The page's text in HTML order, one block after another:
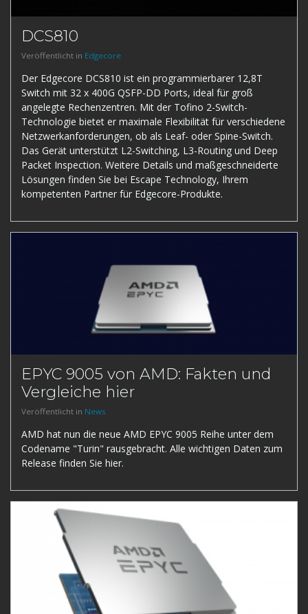
DCS810
Veröffentlicht in Edgecore
Der Edgecore DCS810 ist ein programmierbarer 12,8T
Switch mit 32 x 400G QSFP-DD Ports, ideal für groß
angelegte Rechenzentren. Mit der Tofino 2-Switch-
Technologie bietet er maximale Flexibilität für verschiedene
Netzwerkanforderungen, ob als Leaf- oder Spine-Switch.
Das Gerät unterstützt L2-Switching, L3-Routing und Deep
Packet Inspection. Weitere Details und maßgeschneiderte
Lösungen finden Sie bei Escape Technology, Ihrem
kompetenten Partner für Edgecore-Produkte.
EPYC 9005 von AMD: Fakten und
Vergleiche hier
Veröffentlicht in News
AMD hat nun die neue AMD EPYC 9005 Reihe unter dem
Codename "Turin" rausgebracht. Alle wichtigen Daten zum
Release finden Sie hier.